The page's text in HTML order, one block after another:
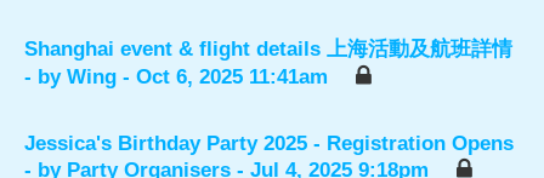
Shanghai event & flight details 上海活動及航班詳情
- by Wing - Oct 6, 2025 11:41am
Jessica's Birthday Party 2025 - Registration Opens
- by Party Organisers - Jul 4, 2025 9:18pm